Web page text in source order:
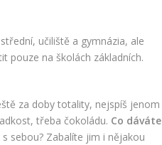
učiliště a gymnázia, ale
pouze na školách základních.
za doby totality, nejspíš jenom
třeba čokoládu. Co dáváte
sebou? Zabalíte jim i nějakou